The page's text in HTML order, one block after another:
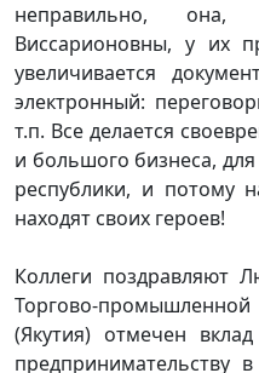
неправильно,
Виссарионовны, у их
увеличивается
электронный:
т.п. Все делается
и большого бизнеса,
республики, и потому
находят своих героев!
Коллеги поздравляют
Торгово-
(Якутия) отмечен
предпринимательству